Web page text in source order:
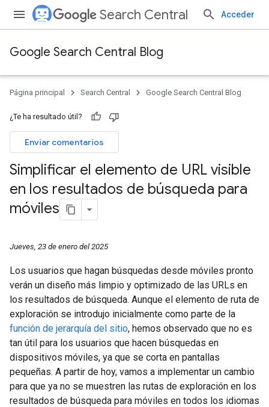
Search Central Acceder
Google Search Central Blog
Página principal Search Central Google Search Central Blog
¿Te ha resultado útil?
Enviar comentarios
Simplificar el elemento de URL visible
en los resultados de búsqueda para
móviles
Jueves, 23 de enero del 2025
Los usuarios que hagan búsquedas desde móviles pronto
verán un diseño más limpio y optimizado de las URLs en
los resultados de búsqueda. Aunque el elemento de ruta de
exploración se introdujo inicialmente como parte de la
función de jerarquía del sitio, hemos observado que no es
tan útil para los usuarios que hacen búsquedas en
dispositivos móviles, ya que se corta en pantallas
pequeñas. A partir de hoy, vamos a implementar un cambio
para que ya no se muestren las rutas de exploración en los
resultados de búsqueda para móviles en todos los idiomas